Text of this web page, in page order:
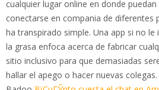
cualquier lugar online en donde
conectarse en compania de diferentes
ha transpirado simple. Una app si no
la grasa enfoca acerca de fabricar
sitio inclusivo para que demasiadas
hallar el apego o hacer nuevas